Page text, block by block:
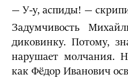
— У-у, аспиды! —
Задумчивость
диковинку. Потому,
нарушает молчания.
как Фёдор Иванович